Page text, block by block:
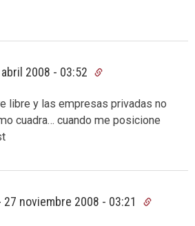
2008 - 03:52
libre y las empresas privadas no
cuadra… cuando me posicione
27 noviembre 2008 - 03:21